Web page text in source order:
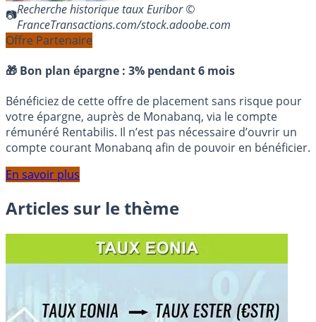
Recherche historique taux Euribor ©
FranceTransactions.com/stock.adoobe.com
Offre Partenaire
🎁 Bon plan épargne : 3% pendant 6 mois
Bénéficiez de cette offre de placement sans risque pour
votre épargne, auprès de Monabanq, via le compte
rémunéré Rentabilis. Il n’est pas nécessaire d’ouvrir un
compte courant Monabanq afin de pouvoir en bénéficier.
En savoir plus
Articles sur le thème